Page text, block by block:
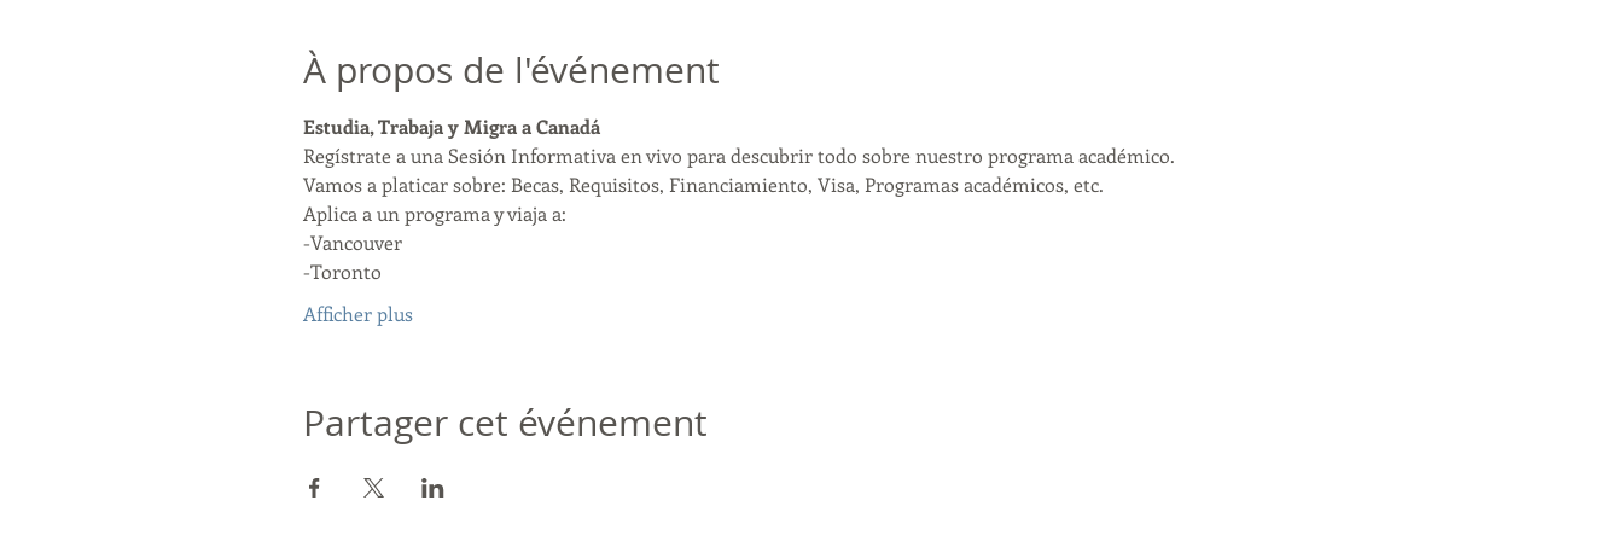
À propos de l'événement
Estudia, Trabaja y Migra a Canadá
Regístrate a una Sesión Informativa en vivo para descubrir todo sobre nuestro programa académico.
Vamos a platicar sobre: Becas, Requisitos, Financiamiento, Visa, Programas académicos, etc.
Aplica a un programa y viaja a:
-Vancouver
-Toronto
Afficher plus
Partager cet événement